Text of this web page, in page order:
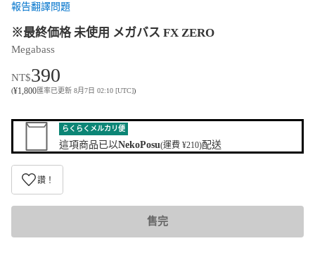
報告翻譯問題
※最終価格 未使用 メガバス FX ZERO
Megabass
NT$390
(¥1,800匯率已更新 8月7日 02:10 [UTC])
らくらくメルカリ便
這項商品已以NekoPosu(運費 ¥210)配送
讚！
售完